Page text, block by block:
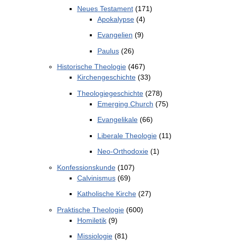
Neues Testament(171)
Apokalypse(4)
Evangelien (9)
Paulus(26)
Historische Theologie(467)
Kirchengeschichte(33)
Theologiegeschichte(278)
Emerging Church (75)
Evangelikale(66)
Liberale Theologie(11)
Neo-Orthodoxie(1)
Konfessionskunde(107)
Calvinismus(69)
Katholische Kirche(27)
Praktische Theologie(600)
Homiletik(9)
Missiologie(81)